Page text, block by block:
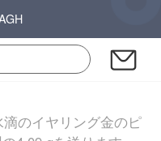
のイヤリング金のピ